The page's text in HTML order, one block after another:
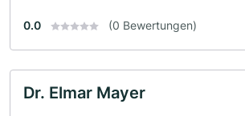
0.0 (0 Bewertungen)
Dr. Elmar Mayer